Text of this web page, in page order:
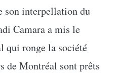
son interpellation du
Camara a mis le
qui ronge la société
de Montréal sont prêts